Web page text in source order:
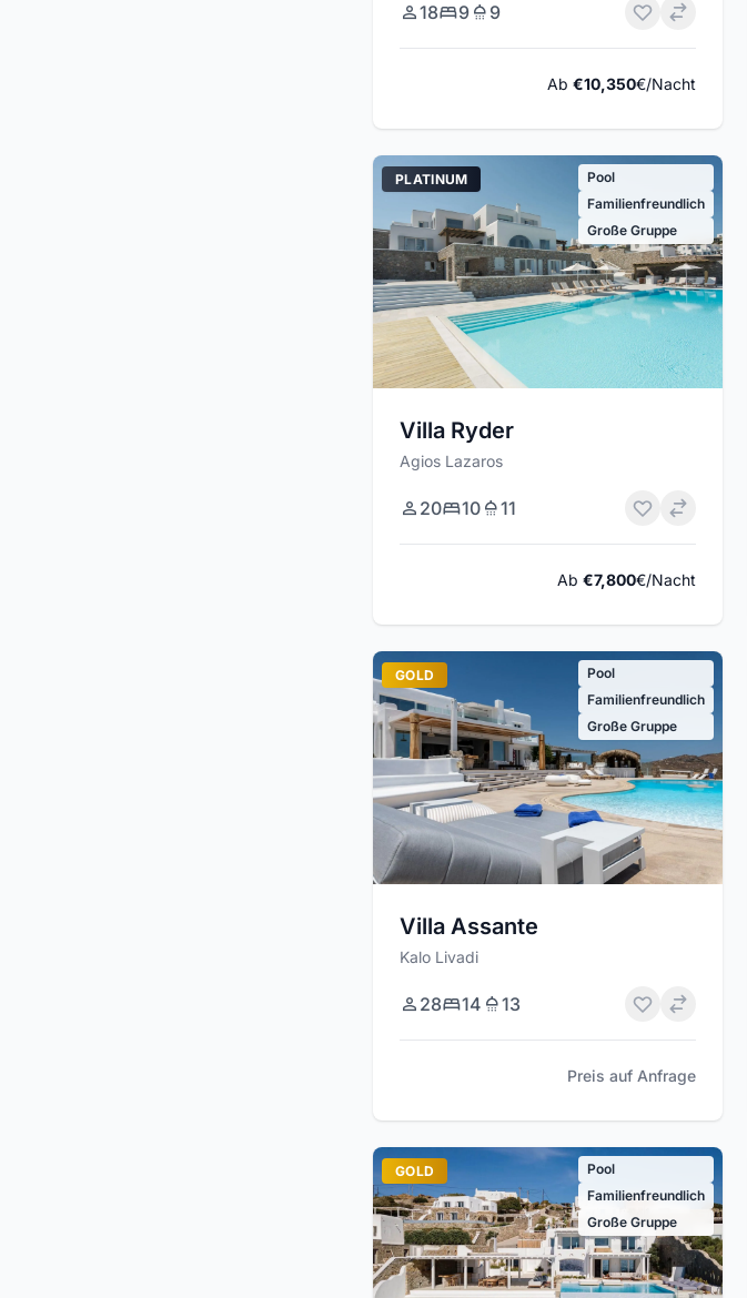
18 9 9
Ab €10,350€/Nacht
PLATINUM
Pool
Familienfreundlich
Große Gruppe
Villa Ryder
Agios Lazaros
20 10 11
Ab €7,800€/Nacht
GOLD
Pool
Familienfreundlich
Große Gruppe
Villa Assante
Kalo Livadi
28 14 13
Preis auf Anfrage
GOLD
Pool
Familienfreundlich
Große Gruppe